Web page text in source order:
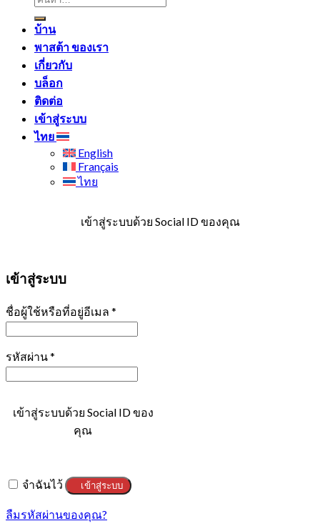
บ้าน
พาสต้า ของเรา
เกี่ยวกับ
บล็อก
ติดต่อ
เข้าสู่ระบบ
ไทย
English
Français
ไทย
เข้าสู่ระบบด้วย Social ID ของคุณ
เข้าสู่ระบบ
ชื่อผู้ใช้หรือที่อยู่อีเมล *
รหัสผ่าน*
เข้าสู่ระบบด้วย Social ID ของ
คุณ
จำฉันไว้ เข้าสู่ระบบ
ลืมรหัสผ่านของคุณ?